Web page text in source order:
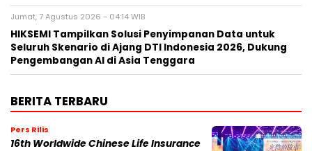
Jumat, 7 Agustus 2026 - 04:14 WIB
HIKSEMI Tampilkan Solusi Penyimpanan Data untuk
Seluruh Skenario di Ajang DTI Indonesia 2026, Dukung
Pengembangan AI di Asia Tenggara
BERITA TERBARU
Pers Rilis
16th Worldwide Chinese Life Insurance